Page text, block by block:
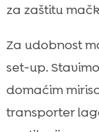
za zaštitu
Za udobnost
set-up.
domaćim
transporter